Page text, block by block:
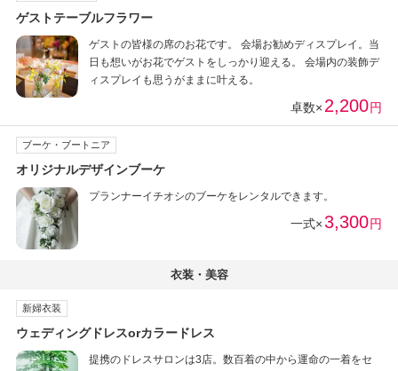
ゲストテーブルフラワー
ゲストの皆様の席のお花です。 会場お勧めディスプレイ。当
日も想いがお花でゲストをしっかり迎える。 会場内の装飾デ
ィスプレイも思うがままに叶える。
卓数× 2,200円
ブーケ・ブートニア
オリジナルデザインブーケ
プランナーイチオシのブーケをレンタルできます。
一式×3,300円
衣装・美容
新婦衣装
ウェディングドレスorカラードレス
提携のドレスサロンは3店。数百着の中から運命の一着をセ